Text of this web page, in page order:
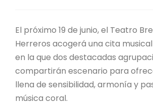
El próximo 19 de junio, el Teatro
Herreros acogerá una cita
en la que dos destacadas
compartirán escenario para
llena de sensibilidad, armonía y
música coral.